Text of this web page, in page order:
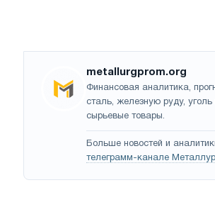
metallurgprom.org
Финансовая аналитика,
сталь, железную руду, уголь
сырьевые товары.
Больше новостей и
телеграмм-канале